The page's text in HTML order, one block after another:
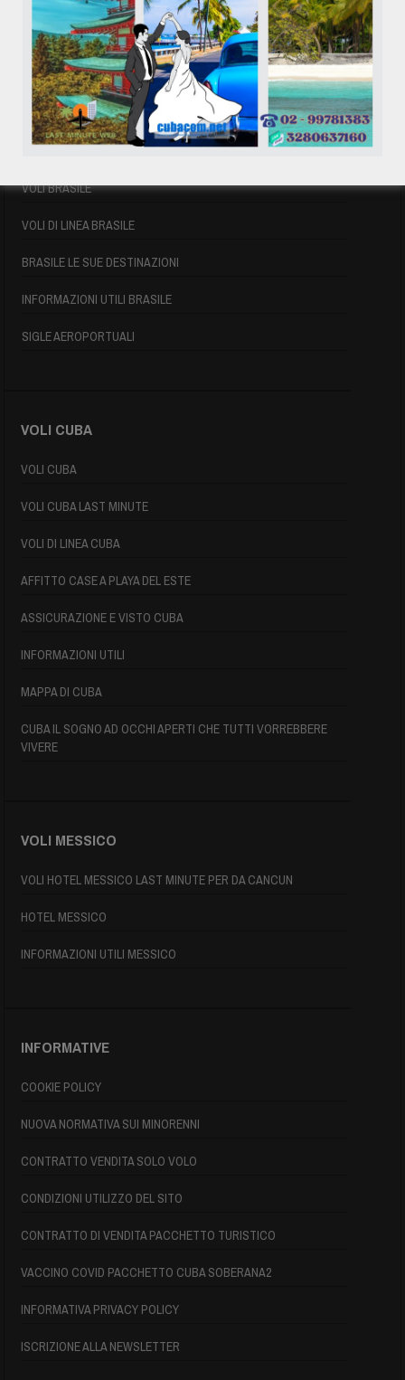
« Mag
VOLI BRASILE
VOLI BRASILE
VOLI DI LINEA BRASILE
BRASILE LE SUE DESTINAZIONI
INFORMAZIONI UTILI BRASILE
SIGLE AEROPORTUALI
VOLI CUBA
VOLI CUBA
VOLI CUBA LAST MINUTE
VOLI DI LINEA CUBA
AFFITTO CASE A PLAYA DEL ESTE
ASSICURAZIONE E VISTO CUBA
INFORMAZIONI UTILI
MAPPA DI CUBA
CUBA IL SOGNO AD OCCHI APERTI CHE TUTTI VORREBBERE
VIVERE
VOLI MESSICO
VOLI HOTEL MESSICO LAST MINUTE PER DA CANCUN
HOTEL MESSICO
INFORMAZIONI UTILI MESSICO
INFORMATIVE
COOKIE POLICY
NUOVA NORMATIVA SUI MINORENNI
CONTRATTO VENDITA SOLO VOLO
CONDIZIONI UTILIZZO DEL SITO
CONTRATTO DI VENDITA PACCHETTO TURISTICO
VACCINO COVID PACCHETTO CUBA SOBERANA2
INFORMATIVA PRIVACY POLICY
ISCRIZIONE ALLA NEWSLETTER